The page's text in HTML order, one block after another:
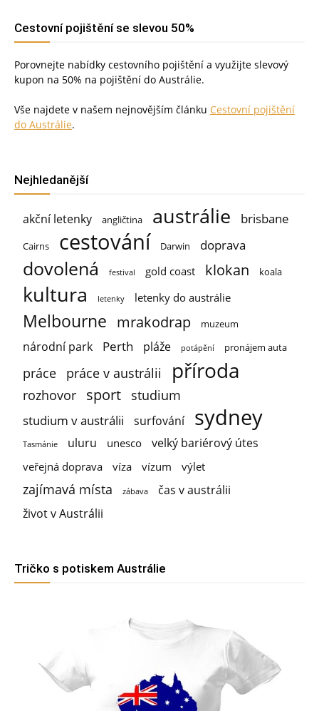
Cestovní pojištění se slevou 50%
Porovnejte nabídky cestovního pojištění a využijte slevový
kupon na 50% na pojištění do Austrálie.
Vše najdete v našem nejnovějším článku Cestovní pojištění
do Austrálie.
Nejhledanější
akční letenky angličtina austrálie brisbane
Cairns cestování Darwin doprava
dovolená festival gold coast klokan koala
kultura letenky letenky do austrálie
Melbourne mrakodrap muzeum
národní park Perth pláže potápění pronájem auta
práce práce v austrálii příroda
rozhovor sport studium
studium v austrálii surfování sydney
Tasmánie uluru unesco velký bariérový útes
veřejná doprava víza vízum výlet
zajímavá místa zábava
čas v austrálii
život v Austrálii
Tričko s potiskem Austrálie